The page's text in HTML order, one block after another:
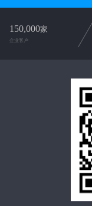
150,000家
企业客户